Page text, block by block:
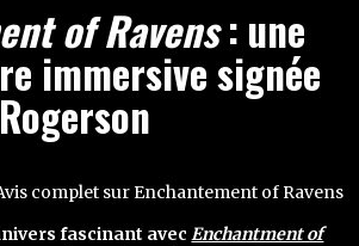
of Ravens: une
immersive signée
fascinant avecEnchantment of